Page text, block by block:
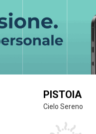
PISTOIA
Cielo Sereno